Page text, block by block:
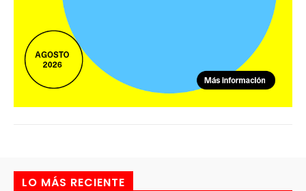
LO MÁS RECIENTE